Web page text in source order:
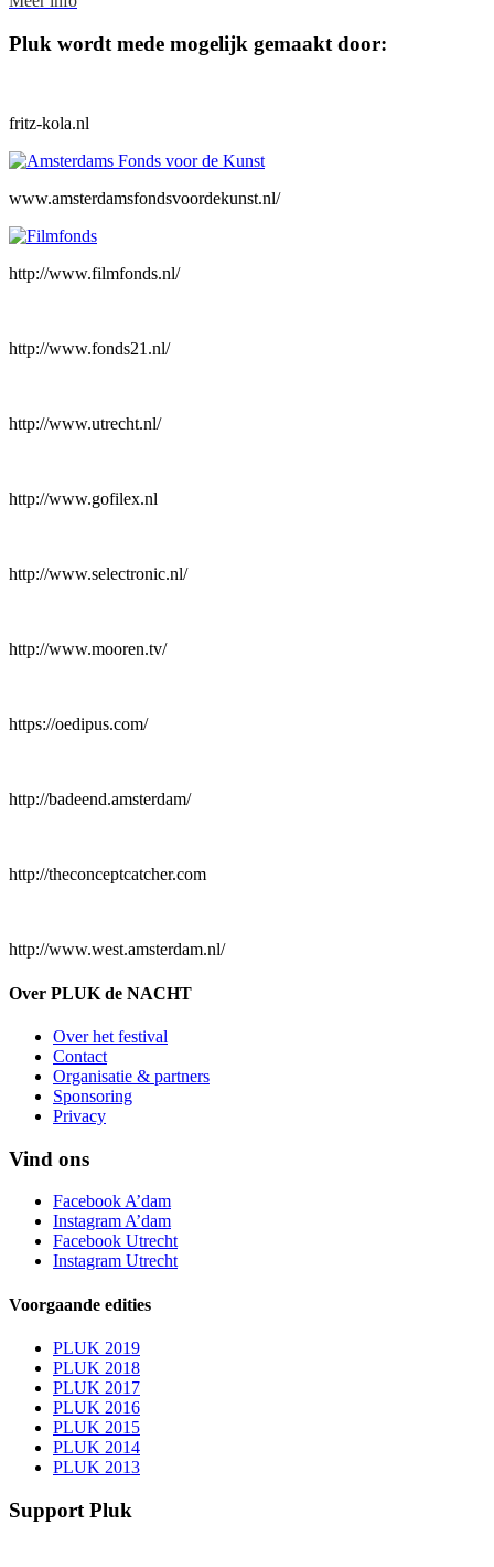
Pluk wordt mede mogelijk gemaakt door:
fritz-kola.nl
www.amsterdamsfondsvoordekunst.nl/
http://www.filmfonds.nl/
http://www.fonds21.nl/
http://www.utrecht.nl/
http://www.gofilex.nl
http://www.selectronic.nl/
http://www.mooren.tv/
https://oedipus.com/
http://badeend.amsterdam/
http://theconceptcatcher.com
http://www.west.amsterdam.nl/
Over PLUK de NACHT
Over het festival
Contact
Organisatie & partners
Sponsoring
Privacy
Vind ons
Facebook A’dam
Instagram A’dam
Facebook Utrecht
Instagram Utrecht
Voorgaande edities
PLUK 2019
PLUK 2018
PLUK 2017
PLUK 2016
PLUK 2015
PLUK 2014
PLUK 2013
Support Pluk